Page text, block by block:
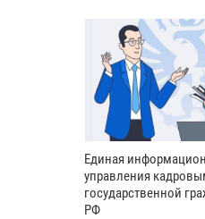
Единая
управления
государственной
РФ